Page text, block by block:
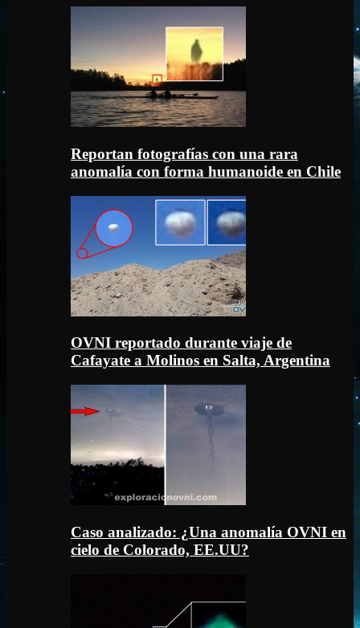
Reportan fotografías con una rara
anomalía con forma humanoide en Chile
OVNI reportado durante viaje de
Cafayate a Molinos en Salta, Argentina
Caso analizado: ¿Una anomalía OVNI en
cielo de Colorado, EE.UU?